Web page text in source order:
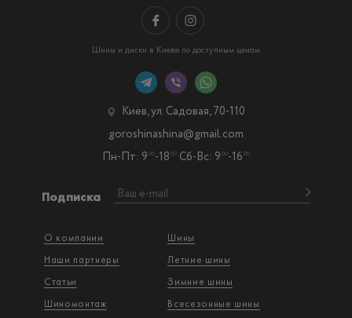
Шины и диски в Киеве по доступным ценам
О компании
Наши партнеры
Статьи
Шиномонтаж
Шины
Летние шины
Зимние шины
Всесезонные шины
Подписка
Киев, ул. Садовая, 70-110
Пн-Пт: 9 00-18 00 Сб-Вс: 9 00-16 00
goroshinashina@gmail.com